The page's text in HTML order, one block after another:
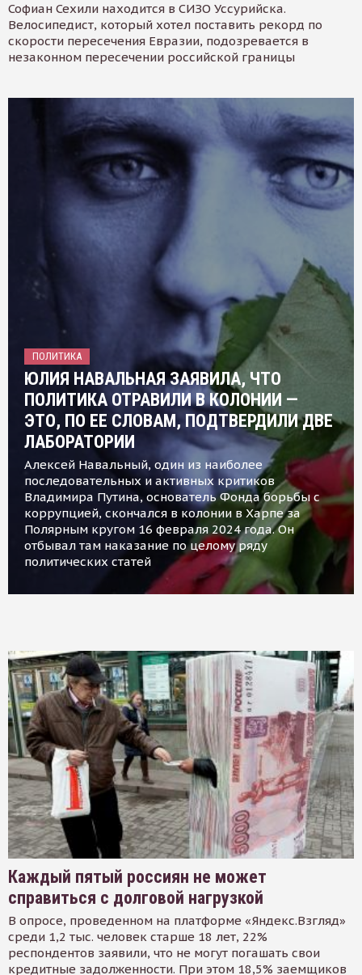
Софиан Сехили находится в СИЗО Уссурийска.
Велосипедист, который хотел поставить рекорд по
скорости пересечения Евразии, подозревается в
незаконном пересечении российской границы
ПОЛИТИКА
ЮЛИЯ НАВАЛЬНАЯ ЗАЯВИЛА, ЧТО
ПОЛИТИКА ОТРАВИЛИ В КОЛОНИИ —
ЭТО, ПО ЕЕ СЛОВАМ, ПОДТВЕРДИЛИ ДВЕ
ЛАБОРАТОРИИ
Алексей Навальный, один из наиболее
последовательных и активных критиков
Владимира Путина, основатель Фонда борьбы с
коррупцией, скончался в колонии в Харпе за
Полярным кругом 16 февраля 2024 года. Он
отбывал там наказание по целому ряду
политических статей
Каждый пятый россиян не может
справиться с долговой нагрузкой
В опросе, проведенном на платформе «Яндекс.Взгляд»
среди 1,2 тыс. человек старше 18 лет, 22%
респондентов заявили, что не могут погашать свои
кредитные задолженности. При этом 18,5% заемщиков